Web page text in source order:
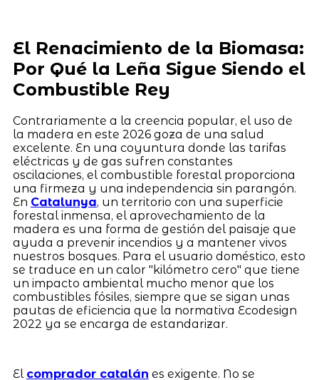
El Renacimiento de la Biomasa:
Por Qué la Leña Sigue Siendo el
Combustible Rey
Contrariamente a la creencia popular, el uso de
la madera en este 2026 goza de una salud
excelente. En una coyuntura donde las tarifas
eléctricas y de gas sufren constantes
oscilaciones, el combustible forestal proporciona
una firmeza y una independencia sin parangón.
En Catalunya, un territorio con una superficie
forestal inmensa, el aprovechamiento de la
madera es una forma de gestión del paisaje que
ayuda a prevenir incendios y a mantener vivos
nuestros bosques. Para el usuario doméstico, esto
se traduce en un calor "kilómetro cero" que tiene
un impacto ambiental mucho menor que los
combustibles fósiles, siempre que se sigan unas
pautas de eficiencia que la normativa Ecodesign
2022 ya se encarga de estandarizar.
El comprador catalán es exigente. No se